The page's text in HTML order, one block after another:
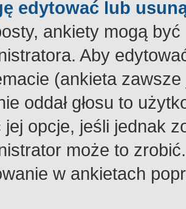
edytować lub
ankiety mogą
Aby
(ankieta
oddał głosu to
opcje, jeśli jednak
może to
w ankietach